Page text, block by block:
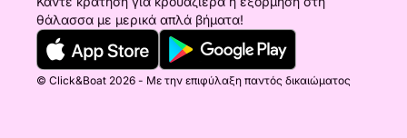
θάλασσα με μερικά απλά βήματα!
© Click&Boat 2026 - Με την επιφύλαξη παντός δικαιώματος